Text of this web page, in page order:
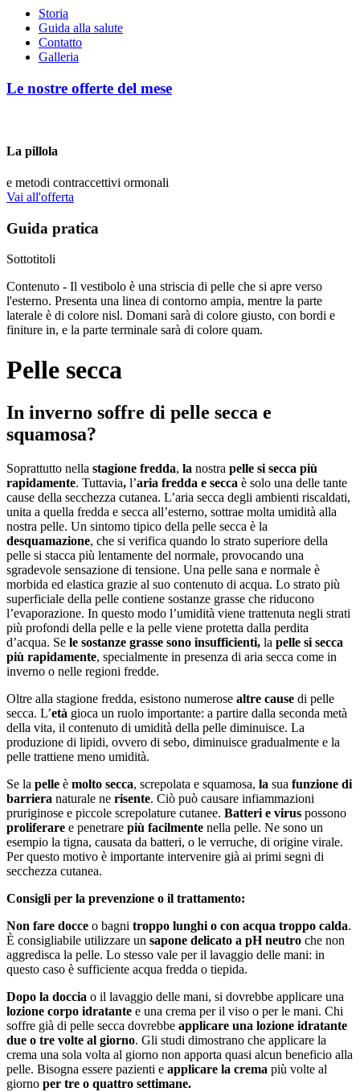
Storia
Guida alla salute
Contatto
Galleria
Le nostre offerte del mese
La pillola
e metodi contraccettivi ormonali
Vai all'offerta
Guida pratica
Sottotitoli
Contenuto - Il vestibolo è una striscia di pelle che si apre verso
l'esterno. Presenta una linea di contorno ampia, mentre la parte
laterale è di colore nisl. Domani sarà di colore giusto, con bordi e
finiture in, e la parte terminale sarà di colore quam.
Pelle secca
In inverno soffre di pelle secca e
squamosa?
Soprattutto nella stagione fredda, la nostra pelle si secca più
rapidamente. Tuttavia, l’aria fredda e secca è solo una delle tante
cause della secchezza cutanea. L’aria secca degli ambienti riscaldati,
unita a quella fredda e secca all’esterno, sottrae molta umidità alla
nostra pelle. Un sintomo tipico della pelle secca è la
desquamazione, che si verifica quando lo strato superiore della
pelle si stacca più lentamente del normale, provocando una
sgradevole sensazione di tensione. Una pelle sana e normale è
morbida ed elastica grazie al suo contenuto di acqua. Lo strato più
superficiale della pelle contiene sostanze grasse che riducono
l’evaporazione. In questo modo l’umidità viene trattenuta negli strati
più profondi della pelle e la pelle viene protetta dalla perdita
d’acqua. Se le sostanze grasse sono insufficienti, la pelle si secca
più rapidamente, specialmente in presenza di aria secca come in
inverno o nelle regioni fredde.
Oltre alla stagione fredda, esistono numerose altre cause di pelle
secca. L’età gioca un ruolo importante: a partire dalla seconda metà
della vita, il contenuto di umidità della pelle diminuisce. La
produzione di lipidi, ovvero di sebo, diminuisce gradualmente e la
pelle trattiene meno umidità.
Se la pelle è molto secca, screpolata e squamosa, la sua funzione di
barriera naturale ne risente. Ciò può causare infiammazioni
pruriginose e piccole screpolature cutanee. Batteri e virus possono
proliferare e penetrare più facilmente nella pelle. Ne sono un
esempio la tigna, causata da batteri, o le verruche, di origine virale.
Per questo motivo è importante intervenire già ai primi segni di
secchezza cutanea.
Consigli per la prevenzione o il trattamento:
Non fare docce o bagni troppo lunghi o con acqua troppo calda.
È consigliabile utilizzare un sapone delicato a pH neutro che non
aggredisca la pelle. Lo stesso vale per il lavaggio delle mani: in
questo caso è sufficiente acqua fredda o tiepida.
Dopo la doccia o il lavaggio delle mani, si dovrebbe applicare una
lozione corpo idratante e una crema per il viso o per le mani. Chi
soffre già di pelle secca dovrebbe applicare una lozione idratante
due o tre volte al giorno. Gli studi dimostrano che applicare la
crema una sola volta al giorno non apporta quasi alcun beneficio alla
pelle. Bisogna essere pazienti e applicare la crema più volte al
giorno per tre o quattro settimane.